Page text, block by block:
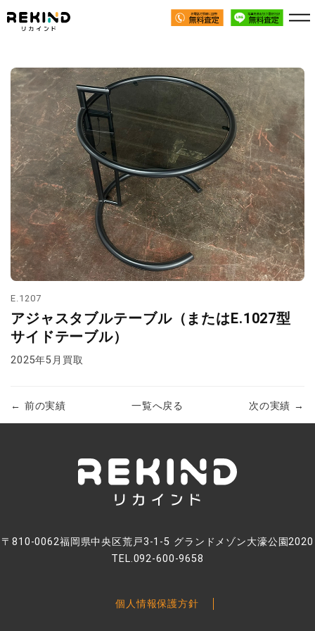
E.1207
アジャスタブルテーブル（またはE.1027型
サイドテーブル）
2025年5月買取
← 前の実績 一覧へ戻る 次の実績 →
〒810-0062福岡県中央区荒戸3-1-5 グランドメゾン大濠公園2020
TEL.092-600-9658
個人情報保護方針